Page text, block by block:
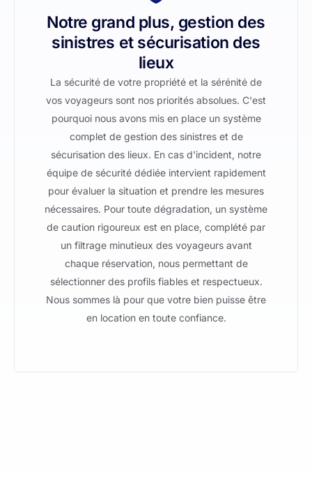
Notre grand plus, gestion des
sinistres et sécurisation des
lieux
La sécurité de votre propriété et la sérénité de
vos voyageurs sont nos priorités absolues. C'est
pourquoi nous avons mis en place un système
complet de gestion des sinistres et de
sécurisation des lieux. En cas d'incident, notre
équipe de sécurité dédiée intervient rapidement
pour évaluer la situation et prendre les mesures
nécessaires. Pour toute dégradation, un système
de caution rigoureux est en place, complété par
un filtrage minutieux des voyageurs avant
chaque réservation, nous permettant de
sélectionner des profils fiables et respectueux.
Nous sommes là pour que votre bien puisse être
en location en toute confiance.